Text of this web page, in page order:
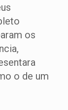
os
o de um